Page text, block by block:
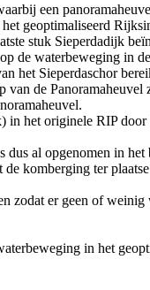
een
geoptimaliseerd
stuk Sieperdadijk
de waterbeweging in
het Sieperdaschor
de
het originele RIP
dus al opgenomen in het
komberging ter
zodat er geen of weinig
in het